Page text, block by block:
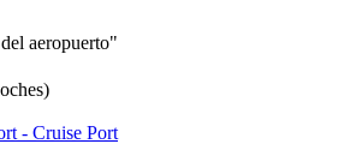
aeropuerto"
- Cruise Port